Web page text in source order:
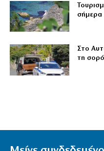
σήμερα
Στο
τη